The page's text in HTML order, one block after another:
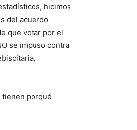
hicimos
del acuerdo
que votar por el
se impuso contra
tienen porqué